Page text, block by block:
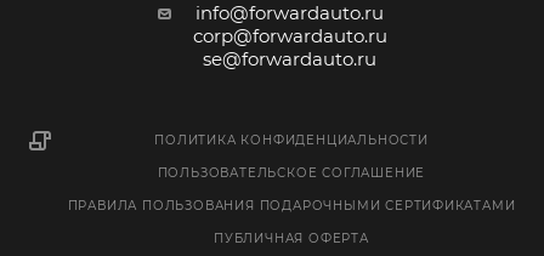
info@forwardauto.ru
corp@forwardauto.ru
se@forwardauto.ru
ПОЛИТИКА КОНФИДЕНЦИАЛЬНОСТИ
ПОЛЬЗОВАТЕЛЬСКОЕ СОГЛАШЕНИЕ
ПРАВИЛА ПОЛЬЗОВАНИЯ ПОДАРОЧНЫМИ СЕРТИФИКАТАМИ
ПУБЛИЧНАЯ ОФЕРТА